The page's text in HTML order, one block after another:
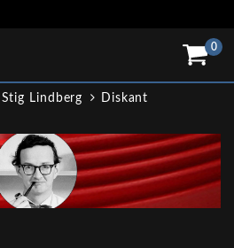
0
Stig Lindberg Diskant